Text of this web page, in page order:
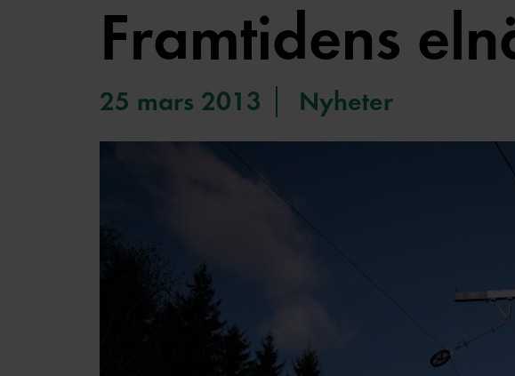
Framtidens
25 mars 2013 Nyheter